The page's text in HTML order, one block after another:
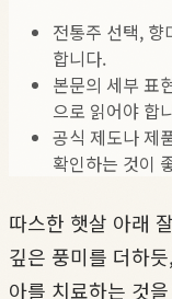
전통주 선택, 향
합니다.
본문의 세부 표
으로 읽어야 합
공식 제도나 제
확인하는 것이
따스한 햇살 아래
깊은 풍미를 더하듯,
아를 치료하는 것